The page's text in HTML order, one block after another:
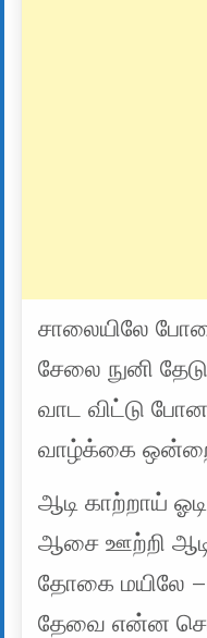
சாலையிலே
சேலை நுனி
வாட விட்டு
வாழ்க்கை
ஆடி காற்றாய்
ஆசை ஊற்றி
தோகை மயிலே
தேவை என்ன